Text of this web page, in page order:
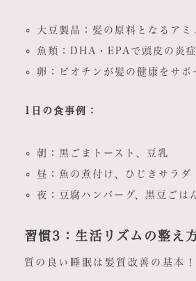
大豆製品：髪の原料となるアミ
魚類：DHA・EPAで頭皮の炎
卵：ビオチンが髪の健康をサポ
1日の食事例：
朝：黒ごまトースト、豆乳
昼：魚の煮付け、ひじきサラダ
夜：豆腐ハンバーグ、黒豆ごは
習慣3：生活リズムの整え
質の良い睡眠は髪質改善の基本